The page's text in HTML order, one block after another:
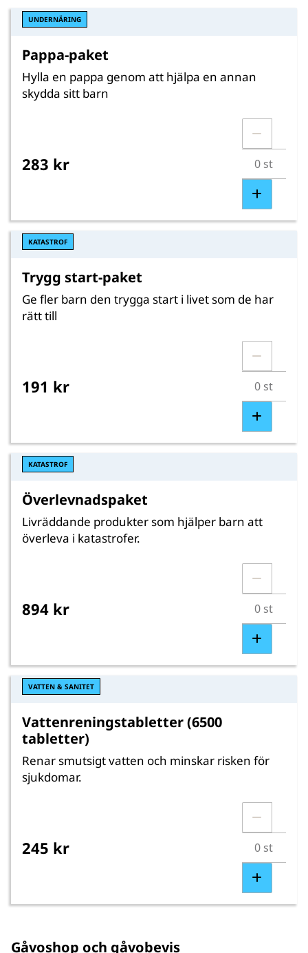
UNDERNÄRING
Pappa-paket
Hylla en pappa genom att hjälpa en annan
skydda sitt barn
283 kr
KATASTROF
Trygg start-paket
Ge fler barn den trygga start i livet som de har
rätt till
191 kr
KATASTROF
Överlevnadspaket
Livräddande produkter som hjälper barn att
överleva i katastrofer.
894 kr
VATTEN & SANITET
Vattenreningstabletter (6500
tabletter)
Renar smutsigt vatten och minskar risken för
sjukdomar.
245 kr
Gåvoshop och gåvobevis